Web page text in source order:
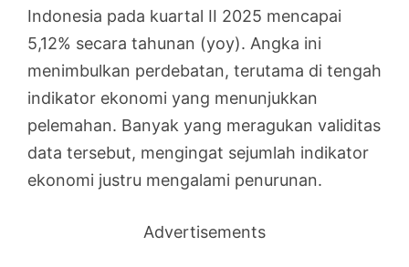
Indonesia pada kuartal II 2025 mencapai
5,12% secara tahunan (yoy). Angka ini
menimbulkan perdebatan, terutama di tengah
indikator ekonomi yang menunjukkan
pelemahan. Banyak yang meragukan validitas
data tersebut, mengingat sejumlah indikator
ekonomi justru mengalami penurunan.
Advertisements